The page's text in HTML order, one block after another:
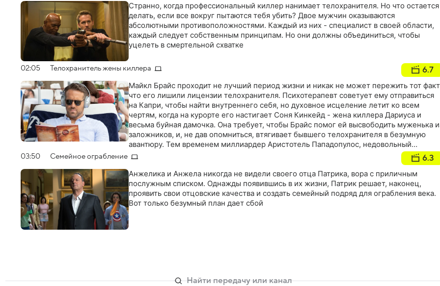
Странно, когда профессиональный киллер нанимает телохранителя. Но что остается
делать, если все вокруг пытаются тебя убить? Двое мужчин оказываются
абсолютными противоположностями. Каждый из них - специалист в своей области,
каждый следует собственным принципам. Но они должны объединиться, чтобы
уцелеть в смертельной схватке
02:05 Телохранитель жены киллера 6.7
Майкл Брайс проходит не лучший период жизни и никак не может пережить тот
что его лишили лицензии телохранителя. Психотерапевт советует ему отправиться
на Капри, чтобы найти внутреннего себя, но духовное исцеление летит ко всем
чертям, когда на курорте его настигает Соня Кинкейд - жена киллера Дариуса и
весьма буйная дамочка. Она требует, чтобы Брайс помог ей высвободить муженька
заложников, и, не дав опомниться, втягивает бывшего телохранителя в безумную
авантюру. Тем временем миллиардер Аристотель Пападопулос, недовольный
отношением ЕС к Греции, заполучает хакерскую технологию и готовится уничтожить
03:50 Семейное ограбление 6.3
Анжелика и Анжела никогда не видели своего отца Патрика, вора с приличным
послужным списком. Однажды появившись в их жизни, Патрик решает, наконец,
проявить свои отцовские качества и создать семейный подряд для ограбления века.
Вот только безумный план дает сбой